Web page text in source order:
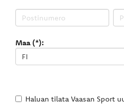
Maa (*):
Haluan tilata Vaasan Sport